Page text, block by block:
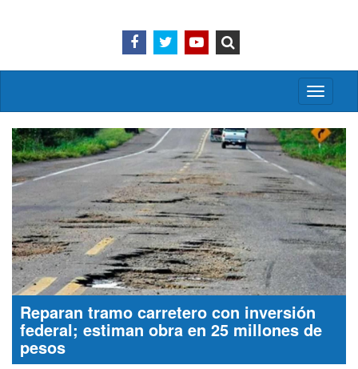
Activar/
menú
Reparan tramo carretero con inversión
federal; estiman obra en 25 millones de
pesos